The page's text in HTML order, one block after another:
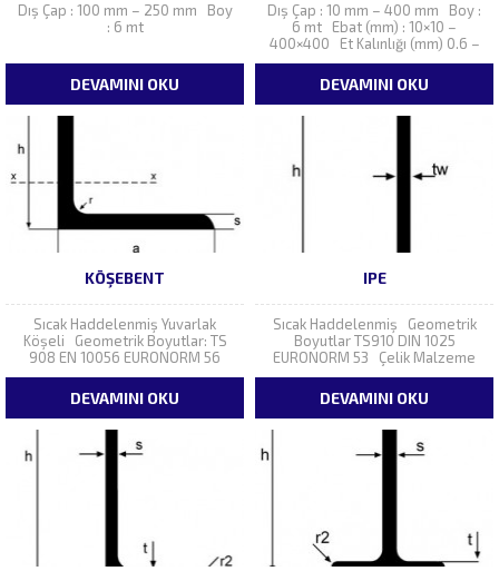
Dış Çap : 100 mm – 250 mm Boy
: 6 mt
DEVAMINI OKU
Dış Çap : 10 mm – 400 mm Boy :
6 mt Ebat (mm) : 10×10 –
400×400 Et Kalınlığı (mm) 0.6 –
0.7 – 0.8 – 0.9 1.0 – 1.2 – 1.5 –
2.0 2.5 –...
DEVAMINI OKU
KÖŞEBENT
Sıcak Haddelenmiş Yuvarlak
Köşeli Geometrik Boyutlar: TS
908 EN 10056 EURONORM 56
Çelik Malzeme TS 2162 SFe 37.2,
SFe 44.2 ve SFe 52.3 DIN 17100
RSt 37.2 , RSt 44.2 ve RSt 52.3
S235JR / 10025 , S275JR/...
DEVAMINI OKU
IPE
Sıcak Haddelenmiş Geometrik
Boyutlar TS910 DIN 1025
EURONORM 53 Çelik Malzeme
TS 2162 SFe 37.2 , SFe 44.2 ve
SFe 52.3 DIN 17100 RSt 37.2 RSt
44.2 ve RSt 52.3 S235JR / 10025,
S275JR / 10025 ve S355JR...
DEVAMINI OKU